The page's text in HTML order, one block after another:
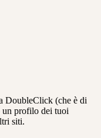
DoubleClick (che è di
un profilo dei tuoi
siti.